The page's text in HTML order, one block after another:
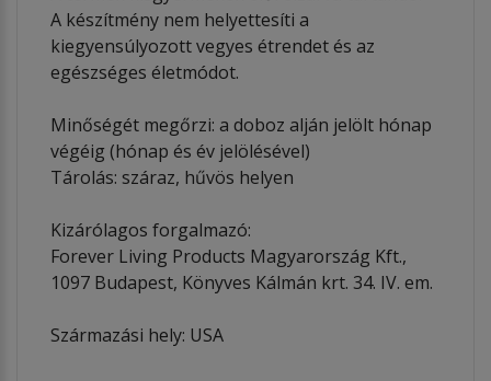
A készítmény nem helyettesíti a
kiegyensúlyozott vegyes étrendet és az
egészséges életmódot.
Minőségét megőrzi: a doboz alján jelölt hónap
végéig (hónap és év jelölésével)
Tárolás: száraz, hűvös helyen
Kizárólagos forgalmazó:
Forever Living Products Magyarország Kft.,
1097 Budapest, Könyves Kálmán krt. 34. IV. em.
Származási hely: USA